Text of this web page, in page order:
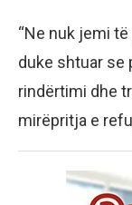
“Ne nuk jemi
duke shtuar se
rindërtimi dhe
mirëpritja e